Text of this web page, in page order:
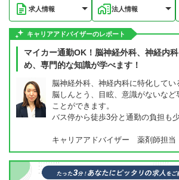
求人情報 法人情報
キャリアアドバイザーのレポート
マイカー通勤OK！脳神経外科、神経内
め、専門的な知識が学べます！
脳神経外科、神経内科に特化してい
脳しんとう、目眩、意識がないな
ことができます。
バス停から徒歩3分と通勤の負担も少
キャリアアドバイザー 薬剤師担当